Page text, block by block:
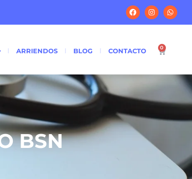
ARRIENDOS BLOG CONTACTO 0
BSN